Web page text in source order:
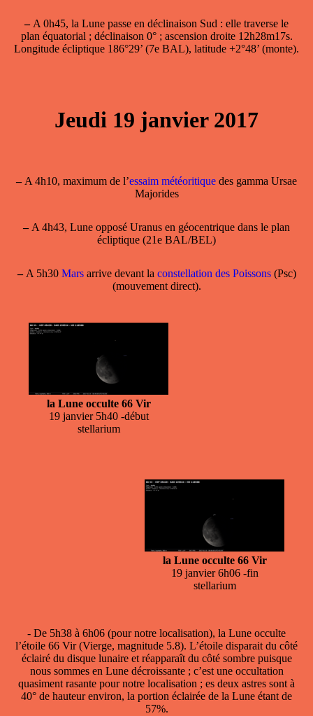
–A 0h45, la Lune passe en déclinaison Sud : elle traverse le
plan équatorial ; déclinaison 0° ; ascension droite 12h28m17s.
Longitude écliptique 186°29’ (7e BAL), latitude +2°48’ (monte).
Jeudi 19 janvier 2017
–A 4h10, maximum de l’essaim météoritique des gamma Ursae
Majorides
–A 4h43, Lune opposé Uranus en géocentrique dans le plan
écliptique (21e BAL/BEL)
–A 5h30 Marsarrive devant la constellation des Poissons(Psc)
(mouvement direct).
la Lune occulte 66 Vir
19 janvier 5h40 -début
stellarium
la Lune occulte 66 Vir
19 janvier 6h06 -fin
stellarium
- De 5h38 à 6h06 (pour notre localisation), la Lune occulte
l’étoile 66 Vir(Vierge, magnitude 5.8). L’étoile disparait du côté
éclairé du disque lunaire et réapparaît du côté sombre puisque
nous sommes en Lune décroissante ; c’est une occultation
quasiment rasante pour notre localisation ; es deux astres sont à
40° de hauteur environ, la portion éclairée de la Lune étant de
57%.